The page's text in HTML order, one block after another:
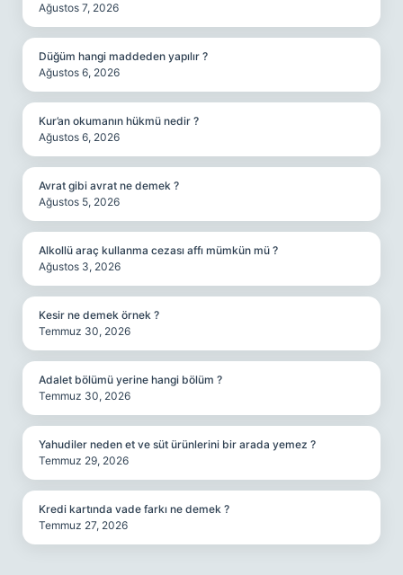
Ağustos 7, 2026
Düğüm hangi maddeden yapılır ?
Ağustos 6, 2026
Kur’an okumanın hükmü nedir ?
Ağustos 6, 2026
Avrat gibi avrat ne demek ?
Ağustos 5, 2026
Alkollü araç kullanma cezası affı mümkün mü ?
Ağustos 3, 2026
Kesir ne demek örnek ?
Temmuz 30, 2026
Adalet bölümü yerine hangi bölüm ?
Temmuz 30, 2026
Yahudiler neden et ve süt ürünlerini bir arada yemez ?
Temmuz 29, 2026
Kredi kartında vade farkı ne demek ?
Temmuz 27, 2026